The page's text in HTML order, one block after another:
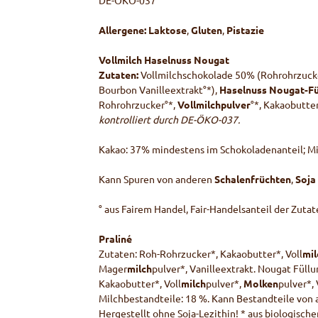
Allergene: Laktose,Gluten, Pistazie
Vollmilch Haselnuss Nougat
Zutaten:Vollmilchschokolade 50%
Bourbon Vanilleextrakt°*), Haselnuss Nougat-
Rohrohrzucker°*,Vollmilchpulver°*,
kontrolliert durch DE-ÖKO-037.
Kakao: 37% mindestens im Schokoladenanteil;
Kann Spuren von anderen Schalenfrüchten,Soja
° aus Fairem Handel, Fair-Handelsanteil der
Praliné
Zutaten: Roh-Rohrzucker*, Kakaobutter*, Voll
Magermilchpulver*, Vanilleextrakt. Nougat
Kakaobutter*, Vollmilchpulver*, Molkenpulver*,
Milchbestandteile: 18 %. Kann Bestandteile von
Hergestellt ohne Soja-Lezithin! * aus